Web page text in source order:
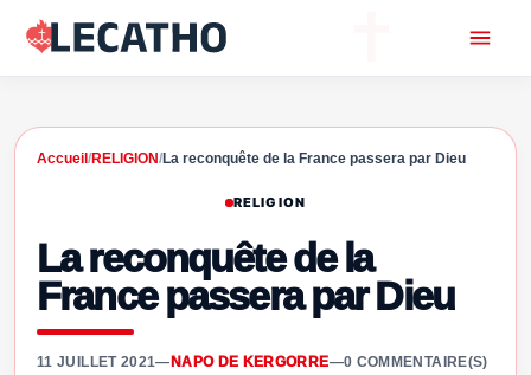
Accueil /RELIGION/La reconquête de la France passera par Dieu
RELIGION
La reconquête de la
France passera par Dieu
11 JUILLET 2021— NAPO DE KERGORRE—0 COMMENTAIRE(S)